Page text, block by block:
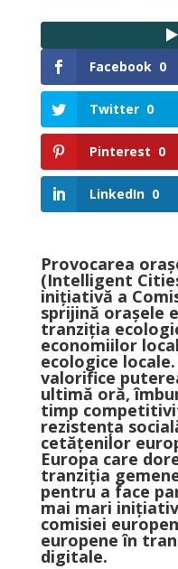
Facebook 0
Twitter 0
Pinterest 0
LinkedIn 0
Provocarea
(Intelligent
inițiativă a
sprijină orașele
tranziția
economiilor
ecologice
valorifice
ultimă oră,
timp
rezistența
cetățenilor
Europa care
tranziția
pentru a face
mai mari
comisiei
europene în
digitale.